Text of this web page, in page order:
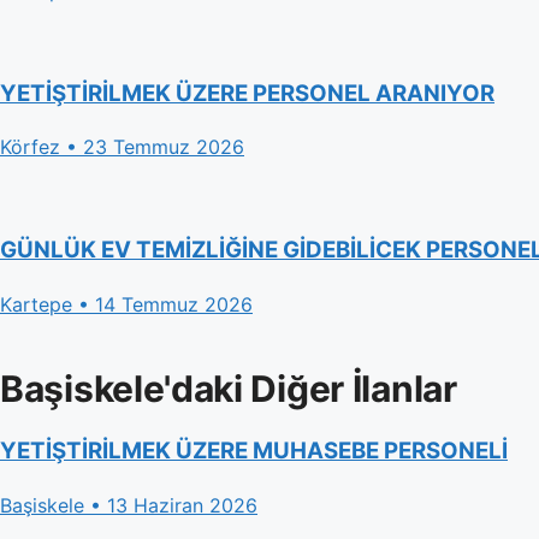
YETİŞTİRİLMEK ÜZERE PERSONEL ARANIYOR
Körfez • 23 Temmuz 2026
GÜNLÜK EV TEMİZLİĞİNE GİDEBİLİCEK
Kartepe • 14 Temmuz 2026
Başiskele'daki Diğer İlanlar
YETİŞTİRİLMEK ÜZERE MUHASEBE PERSONELİ
Başiskele • 13 Haziran 2026